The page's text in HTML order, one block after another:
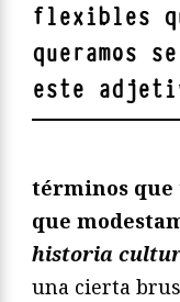
flexibles
queramos
este
términos
que
historia
una cierta